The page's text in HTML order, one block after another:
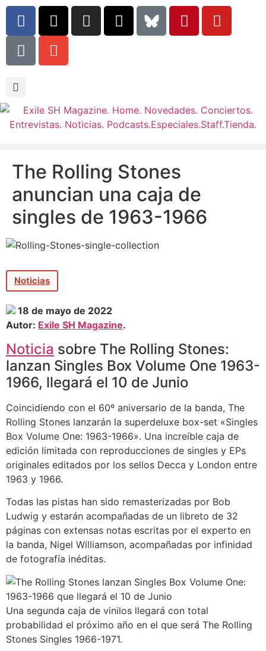
The Rolling Stones
anuncian una caja de
singles de 1963-1966
Noticias
18 de mayo de 2022
Autor: Exile SH Magazine.
Noticia sobre The Rolling Stones:
lanzan Singles Box Volume One 1963-
1966, llegará el 10 de Junio
Coincidiendo con el 60º aniversario de la banda, The
Rolling Stones lanzarán la superdeluxe box-set «Singles
Box Volume One: 1963-1966». Una increíble caja de
edición limitada con reproducciones de singles y EPs
originales editados por los sellos Decca y London entre
1963 y 1966.
Todas las pistas han sido remasterizadas por Bob
Ludwig y estarán acompañadas de un libreto de 32
páginas con extensas notas escritas por el experto en
la banda, Nigel Williamson, acompañadas por infinidad
de fotografía inéditas.
Una segunda caja de vinilos llegará con total
probabilidad el próximo año en el que será The Rolling
Stones Singles 1966-1971.